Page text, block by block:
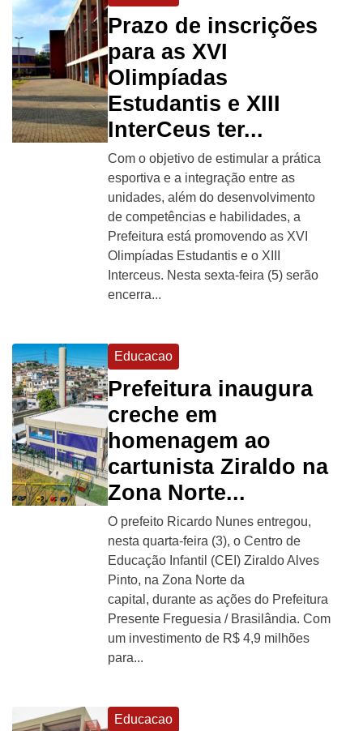
Prazo de inscrições
para as XVI
Olimpíadas
Estudantis e XIII
InterCeus ter...
Com o objetivo de estimular a prática
esportiva e a integração entre as
unidades, além do desenvolvimento
de competências e habilidades, a
Prefeitura está promovendo as XVI
Olimpíadas Estudantis e o XIII
Interceus. Nesta sexta-feira (5) serão
encerra...
Educacao
Prefeitura inaugura
creche em
homenagem ao
cartunista Ziraldo na
Zona Norte...
O prefeito Ricardo Nunes entregou,
nesta quarta-feira (3), o Centro de
Educação Infantil (CEI) Ziraldo Alves
Pinto, na Zona Norte da
capital, durante as ações do Prefeitura
Presente Freguesia / Brasilândia. Com
um investimento de R$ 4,9 milhões
para...
Educacao